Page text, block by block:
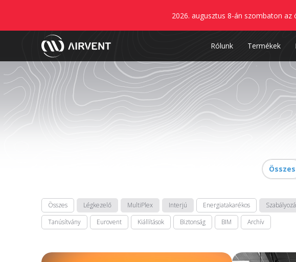
2026. augusztus 8-án szombaton az
Rólunk Termékek
Összes
Összes Légkezelő MultiPlex Interjú Energiatakarékos
Tanúsítvány
Eurovent Kiállítások Biztonság BIM Archív